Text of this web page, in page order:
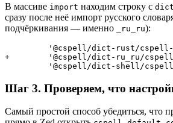
В массиве import находим строку с
сразу после неё импорт русского
подчёркивания — именно
_ru_ru):
+        '@cspell/dict-ru_ru/
'@cspell/dict-shell/
Шаг 3. Проверяем, что
Самый простой способ убедиться, что